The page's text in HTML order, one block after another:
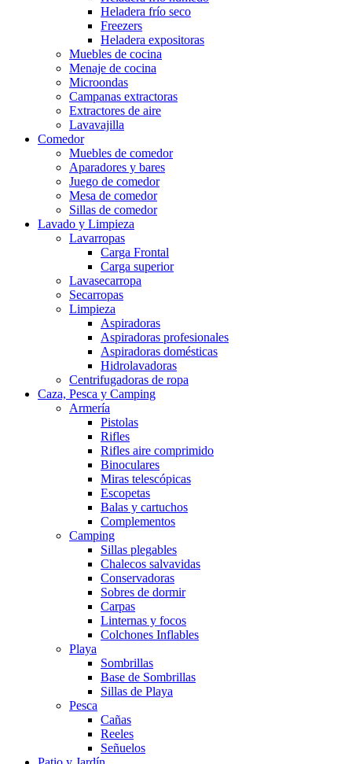
Heladera frío seco
Freezers
Heladera expositoras
Muebles de cocina
Menaje de cocina
Microondas
Campanas extractoras
Extractores de aire
Lavavajilla
Comedor
Muebles de comedor
Aparadores y bares
Juego de comedor
Mesa de comedor
Sillas de comedor
Lavado y Limpieza
Lavarropas
Carga Frontal
Carga superior
Lavasecarropa
Secarropas
Limpieza
Aspiradoras
Aspiradoras profesionales
Aspiradoras domésticas
Hidrolavadoras
Centrifugadoras de ropa
Caza, Pesca y Camping
Armería
Pistolas
Rifles
Rifles aire comprimido
Binoculares
Miras telescópicas
Escopetas
Balas y cartuchos
Complementos
Camping
Sillas plegables
Chalecos salvavidas
Conservadoras
Sobres de dormir
Carpas
Linternas y focos
Colchones Inflables
Playa
Sombrillas
Base de Sombrillas
Sillas de Playa
Pesca
Cañas
Reeles
Señuelos